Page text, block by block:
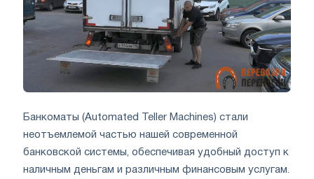
Банкоматы (Automated Teller Machines) стали
неотъемлемой частью нашей современной
банковской системы, обеспечивая удобный доступ к
наличным деньгам и различным финансовым услугам.